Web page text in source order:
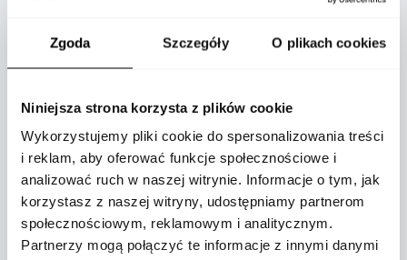
Zgoda Szczegóły O plikach cookies
Niniejsza strona korzysta z plików cookie
Wykorzystujemy pliki cookie do spersonalizowania treści
i reklam, aby oferować funkcje społecznościowe i
analizować ruch w naszej witrynie. Informacje o tym, jak
korzystasz z naszej witryny, udostępniamy partnerom
społecznościowym, reklamowym i analitycznym.
Partnerzy mogą połączyć te informacje z innymi danymi
OPIS
Mały diamentowy kwiat, który dekoruje każdą sztukę
kolekcji Princess Flower jest misternie osadzony w
centrum kwitnącego klejnotu. Od ozdobnych detali
kwiat rośnie i kwitnie tak samo jak w naturze.
Skręcona nitka, charakterystyczna dla całej rodziny